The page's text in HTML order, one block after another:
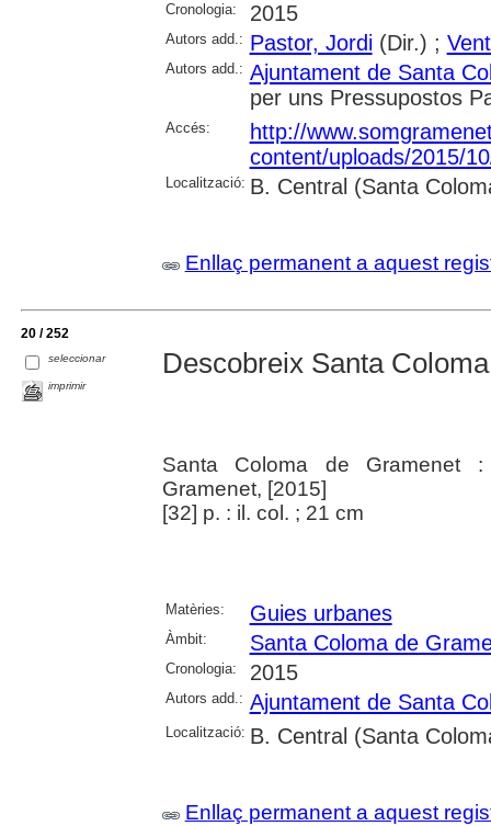
Cronologia: 2015
Autors add.: Pastor, Jordi(Dir.) ;
Autors add.: Ajuntament de Santa
per uns Pressupostos
Accés:
http://
content/uploads/2015/
Localització: B. Central (Santa
Enllaç permanent a aquest
20 / 252
seleccionar
imprimir
Descobreix Santa Coloma
Santa Coloma de Gramenet
Gramenet, [2015]
[32] p. : il. col. ; 21 cm
Matèries: Guies urbanes
Àmbit: Santa Coloma de
Cronologia: 2015
Autors add.: Ajuntament de Santa
Localització: B. Central (Santa
Enllaç permanent a aquest